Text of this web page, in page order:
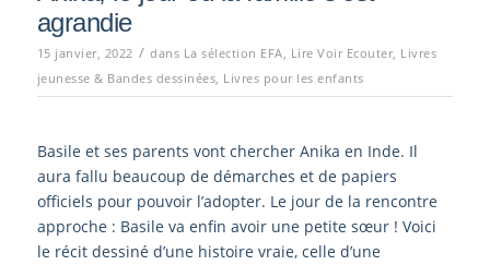
agrandie
15 janvier, 2022 / dans La sélection EFA, Lire Voir Ecouter, Livres
jeunesse & Bandes dessinées, Livres pour les enfants
Basile et ses parents vont chercher Anika en Inde. Il
aura fallu beaucoup de démarches et de papiers
officiels pour pouvoir l’adopter. Le jour de la rencontre
approche : Basile va enfin avoir une petite sœur ! Voici
le récit dessiné d’une histoire vraie, celle d’une